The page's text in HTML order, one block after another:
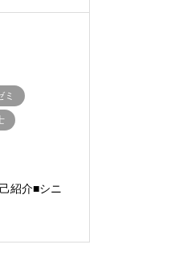
ミ
紹介■シニ